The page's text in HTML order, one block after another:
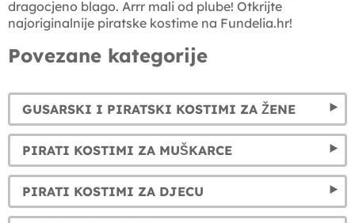
dragocjeno blago. Arrr mali od plube! Otkrijte
najoriginalnije piratske kostime na Fundelia.hr!
Povezane kategorije
GUSARSKI I PIRATSKI KOSTIMI ZA ŽENE
PIRATI KOSTIMI ZA MUŠKARCE
PIRATI KOSTIMI ZA DJECU